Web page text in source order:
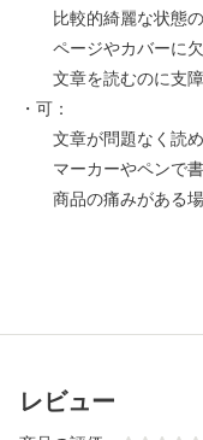
比較的綺麗な状態の
ページやカバーに欠
文章を読むのに支障
・可：
文章が問題なく読め
マーカーやペンで書
商品の痛みがある場
レビュー